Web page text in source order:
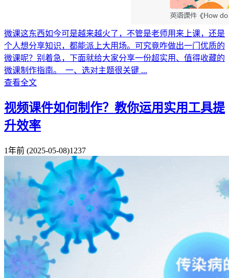
微课这东西如今可是越来越火了，不管是老师用来上课，还是
个人想分享知识，都能派上大用场。可究竟咋做出一门优质的
微课呢？别着急，下面就给大家分享一份超实用、值得收藏的
微课制作指南。 一、选对主题很关键 ...
查看全文
视频课件如何制作？教你运用实用工具提
升效率
1年前 (2025-05-08)1237